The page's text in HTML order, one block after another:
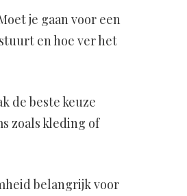
je gaan voor een
en hoe ver het
de beste keuze
zoals kleding of
belangrijk voor